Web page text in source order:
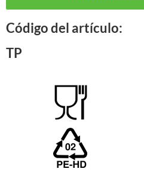
Código del artículo:
TP